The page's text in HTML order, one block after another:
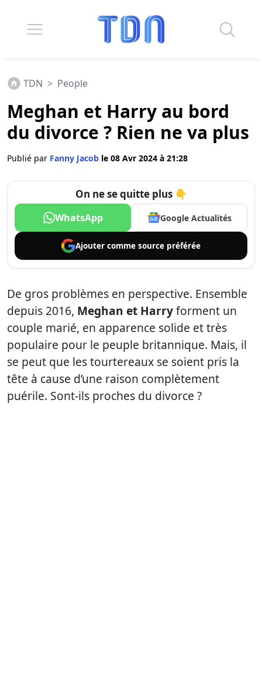
TDN > People
Meghan et Harry au bord
du divorce ? Rien ne va plus
Publié par Fanny Jacob le 08 Avr 2024 à 21:28
On ne se quitte plus 👇
WhatsApp Google Actualités
Ajouter comme source préférée
De gros problèmes en perspective. Ensemble
depuis 2016, Meghan et Harryforment un
couple marié, en apparence solide et très
populaire pour le peuple britannique. Mais, il
se peut que les tourtereaux se soient pris la
tête à cause d’une raison complètement
puérile. Sont-ils proches du divorce ?